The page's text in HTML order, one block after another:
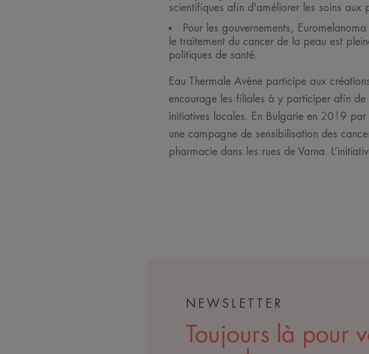
scientifiques afin d'améliorer les soins aux
Pour les gouvernements,
le traitement du cancer de la peau est
politiques de santé.
Eau Thermale Avène participe aux
encourage les filiales à y participer afin
initiatives locales. En Bulgarie en 2019
une campagne de sensibilisation des
pharmacie dans les rues de Varna.
NEWSLETTER
Toujours là pour